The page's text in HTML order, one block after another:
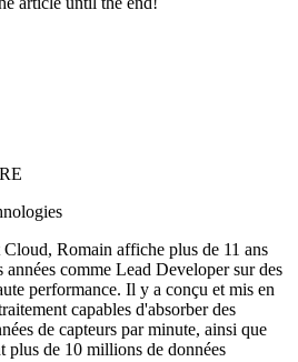
Romain affiche plus de 11 ans
comme Lead Developer sur des
performance. Il y a conçu et mis en
capables d'absorber des
de capteurs par minute, ainsi que
plus de 10 millions de données